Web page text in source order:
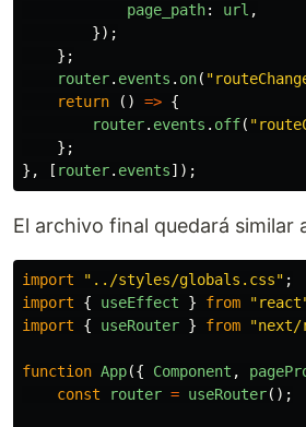
page_path: url ,
});
};
router. events . on( "
return
() => {
router. events . off( "
};
},
[ router. events]);
El archivo final quedará similar
import " ../styles/globals.css" ;
import
{ useEffect } from "react
import
{ useRouter } from "next/
function App({ Component ,
const
router = useRouter();